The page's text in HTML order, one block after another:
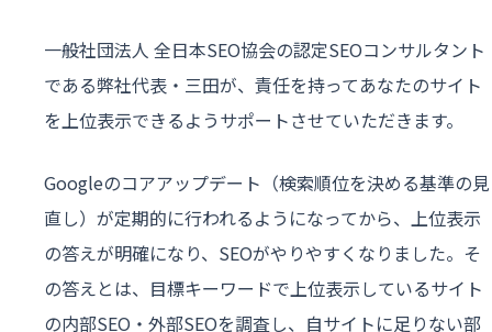
一般社団法人 全日本SEO協会の認定SEOコンサルタント
である弊社代表・三田が、責任を持ってあなたのサイト
を上位表示できるようサポートさせていただきます。
Googleのコアアップデート（検索順位を決める基準の見
直し）が定期的に行われるようになってから、上位表示
の答えが明確になり、SEOがやりやすくなりました。そ
の答えとは、目標キーワードで上位表示しているサイト
の内部SEO・外部SEOを調査し、自サイトに足りない部